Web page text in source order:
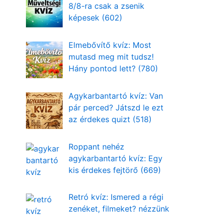
8/8-ra csak a zsenik
képesek (602)
Elmebővítő kvíz: Most
mutasd meg mit tudsz!
Hány pontod lett? (780)
Agykarbantartó kvíz: Van
pár perced? Játszd le ezt
az érdekes quizt (518)
Roppant nehéz
agykarbantartó kvíz: Egy
kis érdekes fejtörő (669)
Retró kvíz: Ismered a régi
zenéket, filmeket? nézzünk